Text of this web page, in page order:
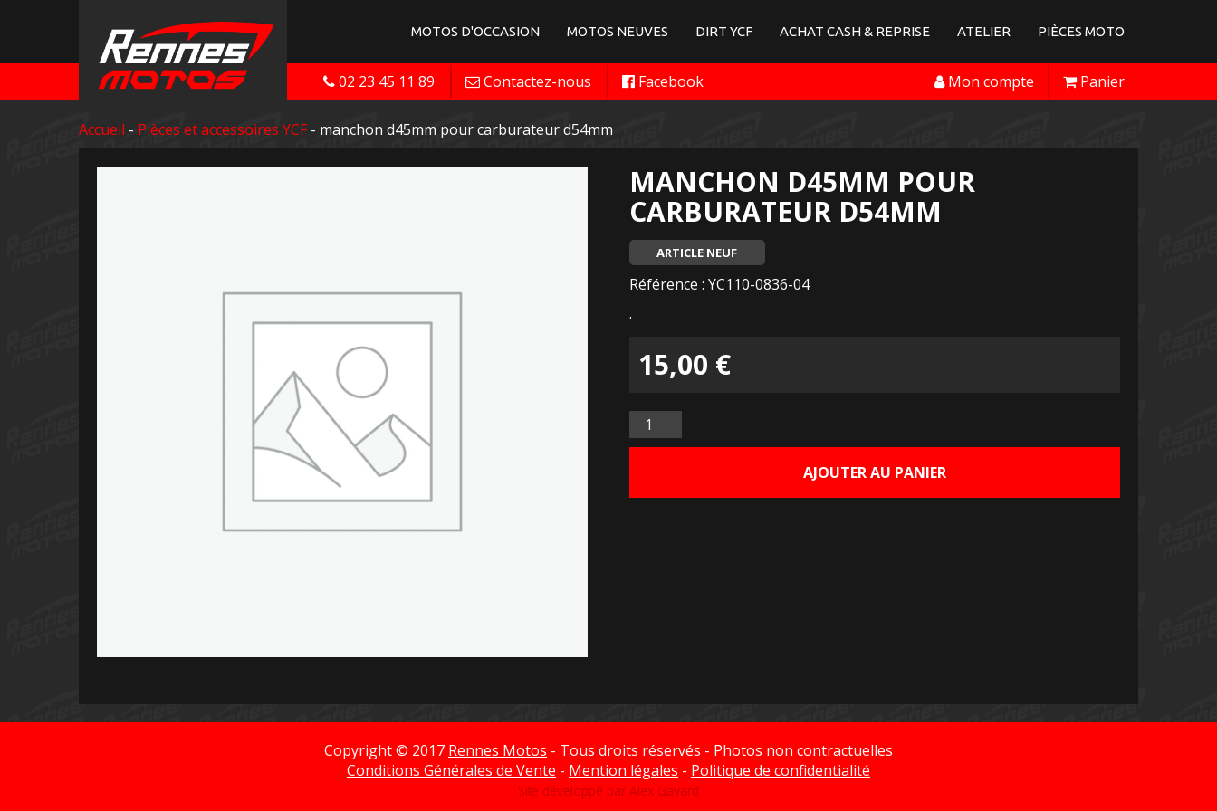
MOTOS D'OCCASION MOTOS NEUVES DIRT YCF ACHAT CASH & REPRISE ATELIER PIÈCES MOTO
02 23 45 11 89 Contactez-nous Facebook Panier
Mon compte
Accueil - Pièces et accessoires YCF - manchon d45mm pour carburateur d54mm
MANCHON D45MM POUR
CARBURATEUR D54MM
ARTICLE NEUF
Référence : YC110-0836-04
.
15,00 €
Quantité
AJOUTER AU PANIER
Copyright © 2017 Rennes Motos - Tous droits réservés - Photos non contractuelles
Conditions Générales de Vente - Mention légales - Politique de confidentialité
Site développé par Alex Gavard